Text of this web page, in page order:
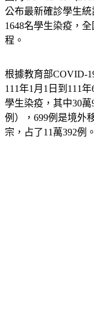
公布最新確診學生統
1648名學生染疫，
程。
根據教育部COVID-
111年1月1日到111
學生染疫，其中30
例），699例是境外
宗，占了11萬392例。